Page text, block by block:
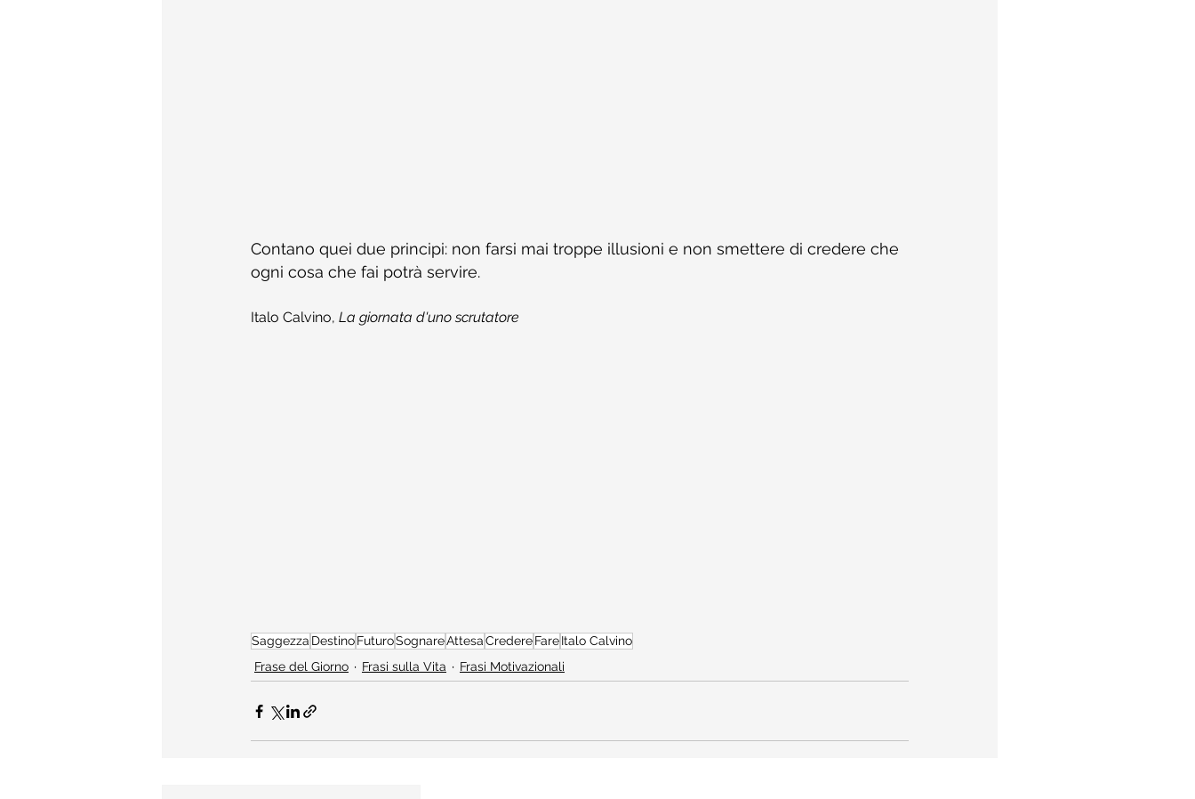
Contano quei due principi: non farsi mai troppe illusioni e non smettere di credere che
ogni cosa che fai potrà servire.
Italo Calvino, La giornata d'uno scrutatore
Saggezza DestinoFuturoSognareAttesaCredereFareItalo Calvino
Frase del Giorno
Frasi sulla Vita Frasi Motivazionali